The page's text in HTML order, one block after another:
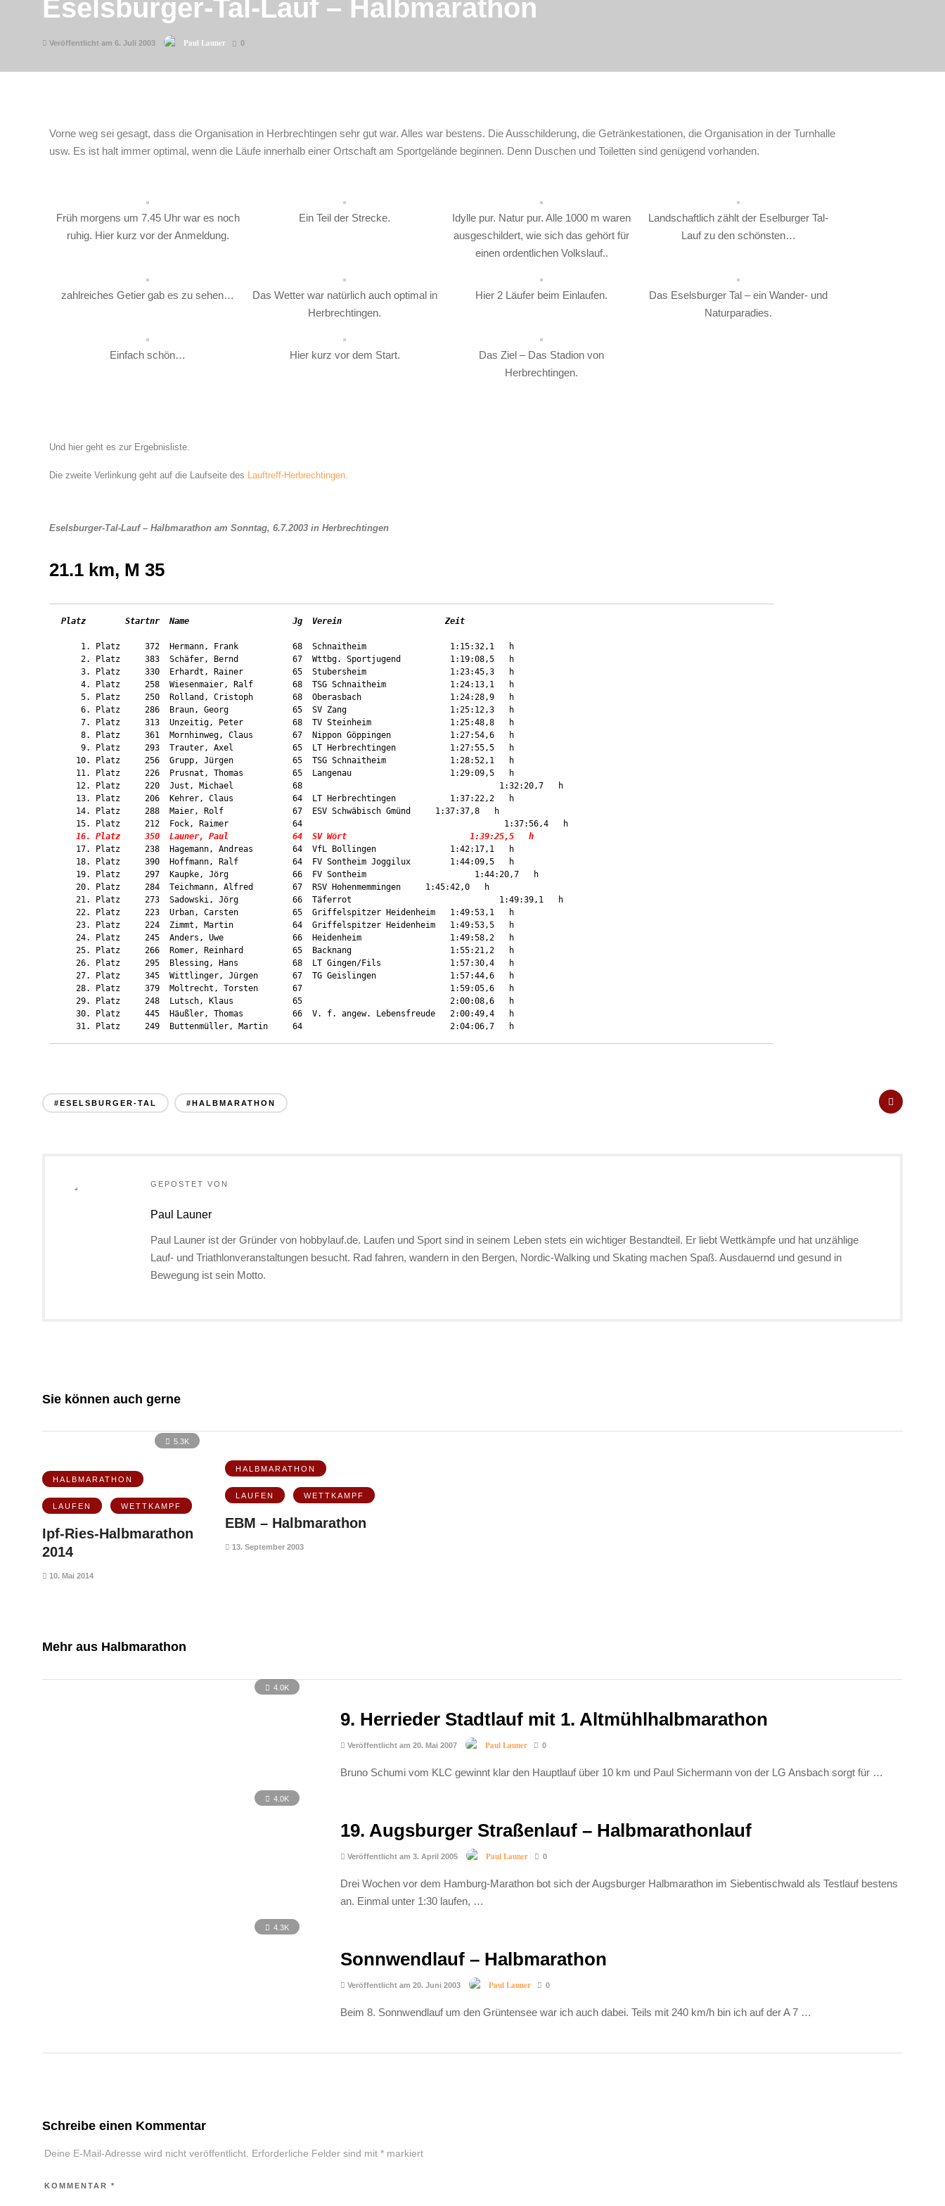
Eselsburger-Tal-Lauf – Halbmarathon
Veröffentlicht am 6. Juli 2003 Paul Launer 0
Vorne weg sei gesagt, dass die Organisation in Herbrechtingen sehr gut war. Alles war bestens. Die Ausschilderung, die Getränkestationen, die Organisation in der Turnhalle
usw. Es ist halt immer optimal, wenn die Läufe innerhalb einer Ortschaft am Sportgelände beginnen. Denn Duschen und Toiletten sind genügend vorhanden.
Früh morgens um 7.45 Uhr war es noch
ruhig. Hier kurz vor der Anmeldung.
Ein Teil der Strecke.
Idylle pur. Natur pur. Alle 1000 m waren
ausgeschildert, wie sich das gehört für
einen ordentlichen Volkslauf..
Landschaftlich zählt der Eselburger Tal-
Lauf zu den schönsten…
zahlreiches Getier gab es zu sehen…
Das Wetter war natürlich auch optimal in
Herbrechtingen.
Hier 2 Läufer beim Einlaufen.
Das Eselsburger Tal – ein Wander- und
Naturparadies.
Einfach schön… Hier kurz vor dem Start.
Das Ziel – Das Stadion von
Herbrechtingen.
Und hier geht es zur Ergebnisliste.
Die zweite Verlinkung geht auf die Laufseite des Lauftreff-Herbrechtingen.
Eselsburger-Tal-Lauf – Halbmarathon am Sonntag, 6.7.2003 in Herbrechtingen
21.1 km, M 35
Platz        Startnr  Name                     Jg  Verein                     Zeit
     1. Platz     372  Hermann, Frank           68  Schnaitheim                 1:15:32,1   h
     2. Platz     383  Schäfer, Bernd           67  Wttbg. Sportjugend          1:19:08,5   h
     3. Platz     330  Erhardt, Rainer          65  Stubersheim                 1:23:45,3   h
     4. Platz     258  Wiesenmaier, Ralf        68  TSG Schnaitheim             1:24:13,1   h
     5. Platz     250  Rolland, Cristoph        68  Oberasbach                  1:24:28,9   h
     6. Platz     286  Braun, Georg             65  SV Zang                     1:25:12,3   h
     7. Platz     313  Unzeitig, Peter          68  TV Steinheim                1:25:48,8   h
     8. Platz     361  Mornhinweg, Claus        67  Nippon Göppingen            1:27:54,6   h
     9. Platz     293  Trauter, Axel            65  LT Herbrechtingen           1:27:55,5   h
    10. Platz     256  Grupp, Jürgen            65  TSG Schnaitheim             1:28:52,1   h
    11. Platz     226  Prusnat, Thomas          65  Langenau                    1:29:09,5   h
    12. Platz     220  Just, Michael            68                                        1:32:20,7   h
    13. Platz     206  Kehrer, Claus            64  LT Herbrechtingen           1:37:22,2   h
    14. Platz     288  Maier, Rolf              67  ESV Schwäbisch Gmünd     1:37:37,8   h
    15. Platz     212  Fock, Raimer             64                                         1:37:56,4   h
16. Platz     350  Launer, Paul             64  SV Wört                         1:39:25,5   h
    17. Platz     238  Hagemann, Andreas        64  VfL Bollingen               1:42:17,1   h
    18. Platz     390  Hoffmann, Ralf           64  FV Sontheim Joggilux        1:44:09,5   h
    19. Platz     297  Kaupke, Jörg             66  FV Sontheim                      1:44:20,7   h
    20. Platz     284  Teichmann, Alfred        67  RSV Hohenmemmingen     1:45:42,0   h
    21. Platz     273  Sadowski, Jörg           66  Täferrot                              1:49:39,1   h
    22. Platz     223  Urban, Carsten           65  Griffelspitzer Heidenheim   1:49:53,1   h
    23. Platz     224  Zimmt, Martin            64  Griffelspitzer Heidenheim   1:49:53,5   h
    24. Platz     245  Anders, Uwe              66  Heidenheim                  1:49:58,2   h
    25. Platz     266  Romer, Reinhard          65  Backnang                    1:55:21,2   h
    26. Platz     295  Blessing, Hans           68  LT Gingen/Fils              1:57:30,4   h
    27. Platz     345  Wittlinger, Jürgen       67  TG Geislingen               1:57:44,6   h
    28. Platz     379  Moltrecht, Torsten       67                              1:59:05,6   h
    29. Platz     248  Lutsch, Klaus            65                              2:00:08,6   h
    30. Platz     445  Häußler, Thomas          66  V. f. angew. Lebensfreude   2:00:49,4   h
    31. Platz     249  Buttenmüller, Martin     64                              2:04:06,7   h
#ESELSBURGER-TAL #HALBMARATHON
GEPOSTET VON
Paul Launer
Paul Launer ist der Gründer von hobbylauf.de. Laufen und Sport sind in seinem Leben stets ein wichtiger Bestandteil. Er liebt Wettkämpfe und hat unzählige
Lauf- und Triathlonveranstaltungen besucht. Rad fahren, wandern in den Bergen, Nordic-Walking und Skating machen Spaß. Ausdauernd und gesund in
Bewegung ist sein Motto.
Sie können auch gerne
5.3K
HALBMARATHON
LAUFEN WETTKAMPF
Ipf-Ries-Halbmarathon
2014
10. Mai 2014
HALBMARATHON
LAUFEN WETTKAMPF
EBM – Halbmarathon
13. September 2003
Mehr aus Halbmarathon
4.0K
9. Herrieder Stadtlauf mit 1. Altmühlhalbmarathon
Veröffentlicht am 20. Mai 2007 Paul Launer 0
Bruno Schumi vom KLC gewinnt klar den Hauptlauf über 10 km und Paul Sichermann von der LG Ansbach sorgt für …
4.0K
19. Augsburger Straßenlauf – Halbmarathonlauf
Veröffentlicht am 3. April 2005 Paul Launer 0
Drei Wochen vor dem Hamburg-Marathon bot sich der Augsburger Halbmarathon im Siebentischwald als Testlauf bestens
an. Einmal unter 1:30 laufen, …
4.3K
Sonnwendlauf – Halbmarathon
Veröffentlicht am 20. Juni 2003 Paul Launer 0
Beim 8. Sonnwendlauf um den Grüntensee war ich auch dabei. Teils mit 240 km/h bin ich auf der A 7 …
Schreibe einen Kommentar
Deine E-Mail-Adresse wird nicht veröffentlicht. Erforderliche Felder sind mit *markiert
KOMMENTAR *